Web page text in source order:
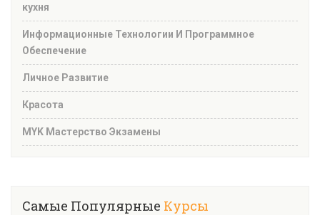
кухня
Информационные Технологии И Программное
Обеспечение
Личное Развитие
Красота
MYK Мастерство Экзамены
Самые Популярные Курсы